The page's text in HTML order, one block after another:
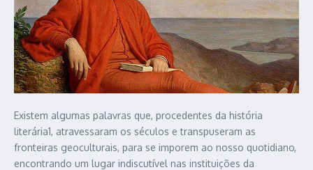
Existem algumas palavras que, procedentes da história
literária1, atravessaram os séculos e transpuseram as
fronteiras geoculturais, para se imporem ao nosso quotidiano,
encontrando um lugar indiscutível nas instituições da